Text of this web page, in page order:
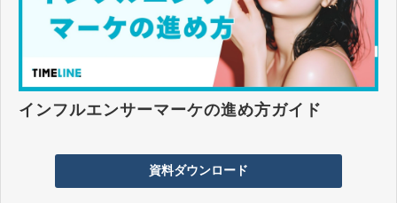
インフルエンサーマーケの進め方ガイド
資料ダウンロード